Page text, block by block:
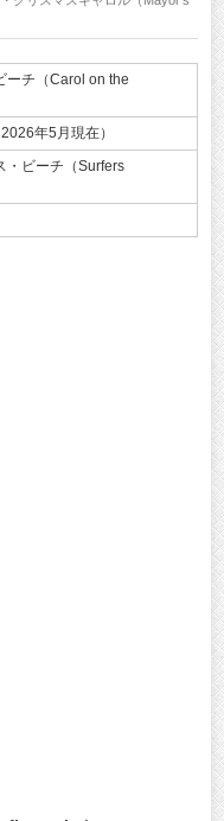
ーチ（Carol on the
年5月現在）
・ビーチ（Surfers